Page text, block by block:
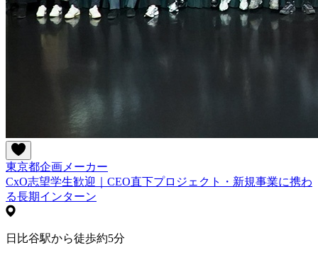
東京都企画 メーカー
CxO志望学生歓迎｜CEO直下プロジェクト・新規事業に携わ
る長期インターン
日比谷駅から徒歩約5分